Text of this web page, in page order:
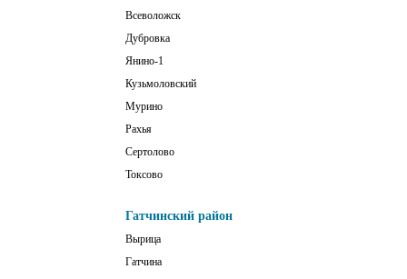
Всеволожск
Дубровка
Янино-1
Кузьмоловский
Мурино
Рахья
Сертолово
Токсово
Гатчинский район
Вырица
Гатчина